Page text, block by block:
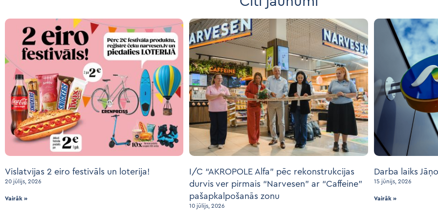
Vislatvijas 2 eiro festivāls un loterija!
20 jūlijs, 2026
Vairāk »
I/C “AKROPOLE Alfa” pēc rekonstrukcijas
durvis ver pirmais “Narvesen” ar “Caffeine”
pašapkalpošanās zonu
10 jūlijs, 2026
Darba laiks
15 jūnijs, 2026
Vairāk »